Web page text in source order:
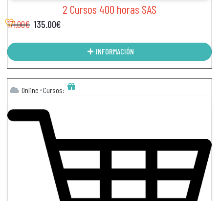
2 Cursos 400 horas SAS
171.00€ 135.00€
INFORMACIÓN
Online Cursos: